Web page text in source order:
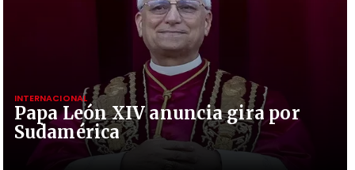
Papa León XIV anuncia gira por
Sudamérica
INTERNACIONAL